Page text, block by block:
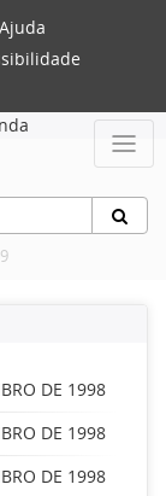
Ajuda
DE 1998
DE 1998
DE 1998